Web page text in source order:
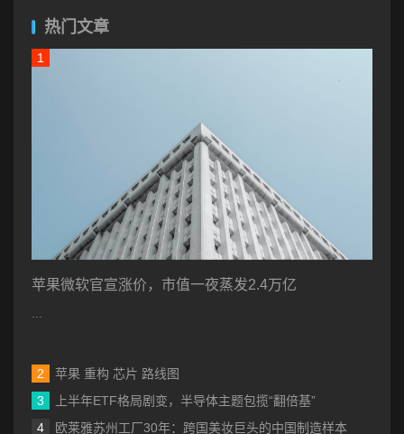
热门文章
苹果微软官宣涨价，市值一夜蒸发2.4万亿
苹果 重构 芯片 路线图
上半年ETF格局剧变，半导体主题包揽“翻倍基”
欧莱雅苏州工厂30年：跨国美妆巨头的中国制造样本